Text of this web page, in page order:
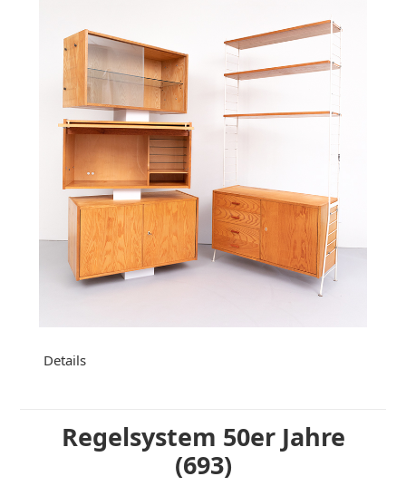
Details
Regelsystem 50er Jahre
(693)